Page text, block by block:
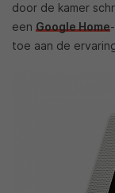
door de kamer
een Google Home
toe aan de